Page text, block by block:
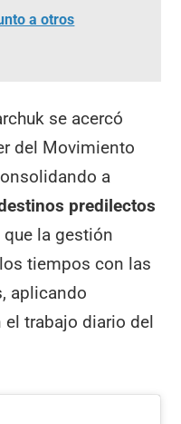
a otros
se acercó
del Movimiento
a
predilectos
que la gestión
tiempos con las
aplicando
el trabajo diario del